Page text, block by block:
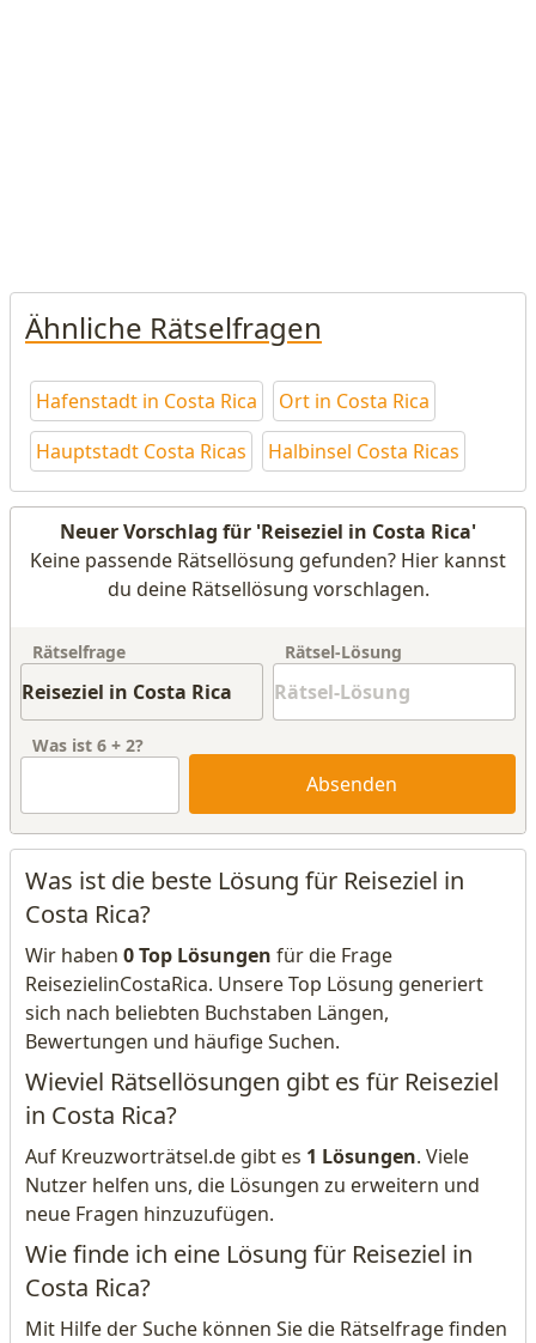
Ähnliche Rätselfragen
Hafenstadt in Costa Rica
Ort in Costa Rica
Hauptstadt Costa Ricas
Halbinsel Costa Ricas
Neuer Vorschlag für 'Reiseziel in Costa Rica'
Keine passende Rätsellösung gefunden? Hier kannst
du deine Rätsellösung vorschlagen.
Rätselfrage Rätsel-Lösung
Was ist 6 + 2?
Absenden
Was ist die beste Lösung für Reiseziel in
Costa Rica?
Wir haben 0 Top Lösungen für die Frage
ReisezielinCostaRica. Unsere Top Lösung generiert
sich nach beliebten Buchstaben Längen,
Bewertungen und häufige Suchen.
Wieviel Rätsellösungen gibt es für Reiseziel
in Costa Rica?
Auf Kreuzworträtsel.de gibt es 1 Lösungen. Viele
Nutzer helfen uns, die Lösungen zu erweitern und
neue Fragen hinzuzufügen.
Wie finde ich eine Lösung für Reiseziel in
Costa Rica?
Mit Hilfe der Suche können Sie die Rätselfrage finden